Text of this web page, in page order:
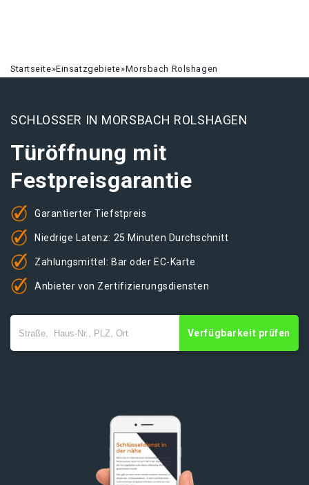
Startseite»Einsatzgebiete»Morsbach Rolshagen
SCHLOSSER IN MORSBACH ROLSHAGEN
Türöffnung mit
Festpreisgarantie
Garantierter Tiefstpreis
Niedrige Latenz: 25 Minuten Durchschnitt
Zahlungsmittel: Bar oder EC-Karte
Anbieter von Zertifizierungsdiensten
Verfügbarkeit prüfen